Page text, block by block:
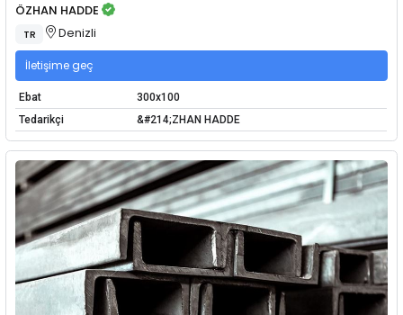
ÖZHAN HADDE
TR Denizli
İletişime geç
Ebat
300x100
Tedarikçi
&#214;ZHAN HADDE